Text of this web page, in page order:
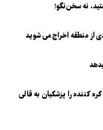
نه سخن‌نگو!
از منطقه اخراج می شوید
کننده را پزشکیان به قالی